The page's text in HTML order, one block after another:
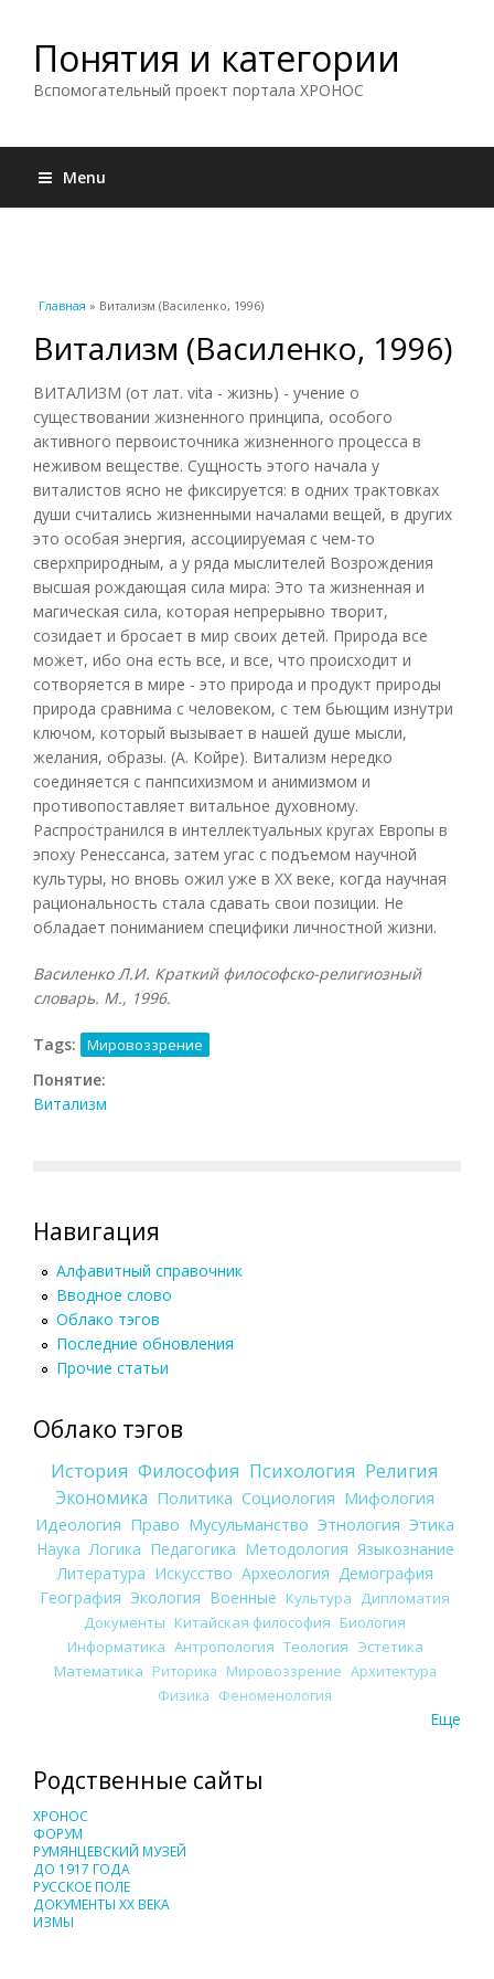
Понятия и категории
Вспомогательный проект портала ХРОНОС
Menu
Вы здесь
Главная » Витализм (Василенко, 1996)
Витализм (Василенко, 1996)
ВИТАЛИЗМ (от лат. vita - жизнь) - учение о
существовании жизненного принципа, особого
активного первоисточника жизненного процесса в
неживом веществе. Сущность этого начала у
виталистов ясно не фиксируется: в одних трактовках
души считались жизненными началами вещей, в других
это особая энергия, ассоциируемая с чем-то
сверхприродным, а у ряда мыслителей Возрождения
высшая рождающая сила мира: Это та жизненная и
магическая сила, которая непрерывно творит,
созидает и бросает в мир своих детей. Природа все
может, ибо она есть все, и все, что происходит и
сотворяется в мире - это природа и продукт природы
природа сравнима с человеком, с тем бьющим изнутри
ключом, который вызывает в нашей душе мысли,
желания, образы. (А. Койре). Витализм нередко
соединяется с панпсихизмом и анимизмом и
противопоставляет витальное духовному.
Распространился в интеллектуальных кругах Европы в
эпоху Ренессанса, затем угас с подъемом научной
культуры, но вновь ожил уже в ХХ веке, когда научная
рациональность стала сдавать свои позиции. Не
обладает пониманием специфики личностной жизни.
Василенко Л.И. Краткий философско-религиозный
словарь. М., 1996.
Tags: Мировоззрение
Понятие:
Витализм
Навигация
Алфавитный справочник
Вводное слово
Облако тэгов
Последние обновления
Прочие статьи
Облако тэгов
История Философия Психология Религия
Экономика Политика Социология Мифология
Идеология Право Мусульманство Этнология Этика
Наука Логика Педагогика Методология Языкознание
Литература Искусство Археология Демография
География Экология Военные Культура
Дипломатия
Документы Китайская философия Биология
Информатика Антропология Теология Эстетика
Математика Риторика Мировоззрение Архитектура
Физика Феноменология
Еще
Родственные сайты
ХРОНОС
ФОРУМ
РУМЯНЦЕВСКИЙ МУЗЕЙ
ДО 1917 ГОДА
РУССКОЕ ПОЛЕ
ДОКУМЕНТЫ XX ВЕКА
ИЗМЫ